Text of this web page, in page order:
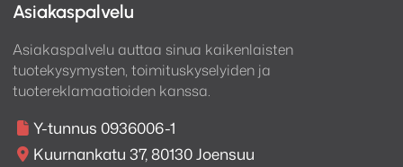
Asiakaspalvelu
Asiakaspalvelu auttaa sinua kaikenlaisten
tuotekysymysten, toimituskyselyiden ja
tuotereklamaatioiden kanssa.
Y-tunnus 0936006-1
Kuurnankatu 37, 80130 Joensuu